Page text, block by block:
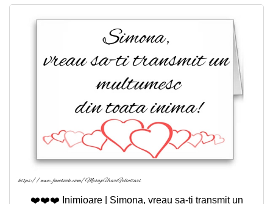
❤️❤️❤️ Inimioare | Simona, vreau sa-ti transmit un